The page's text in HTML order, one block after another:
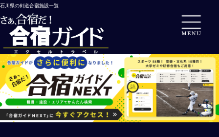
石川県の剣道合宿施設一覧